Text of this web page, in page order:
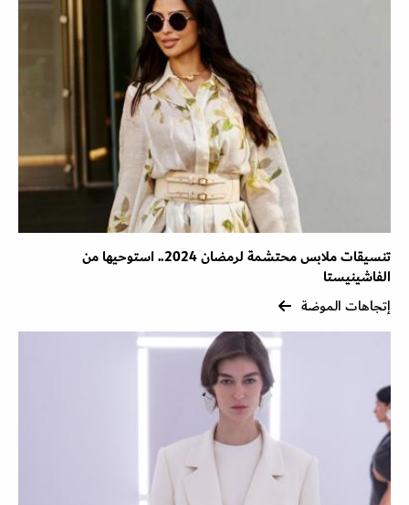
تنسيقات ملابس محتشمة لرمضان 2024.. استوحيها من
الفاشينيستا
إتجاهات الموضة